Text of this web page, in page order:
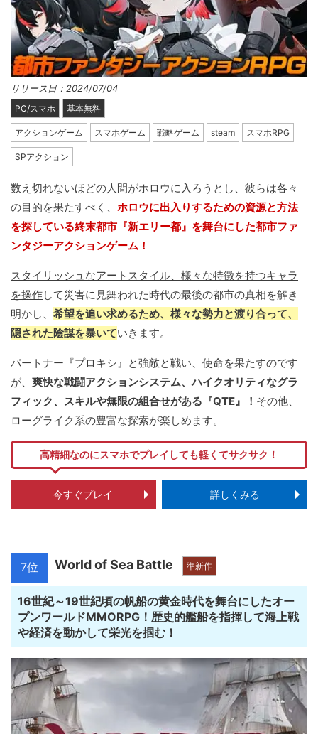
リリース日：2024/07/04
PC/スマホ 基本無料
アクションゲーム スマホゲーム 戦略ゲーム steam スマホRPG
SPアクション
数え切れないほどの人間がホロウに入ろうとし、彼らは各々
の目的を果たすべく、 ホロウに出入りするための資源と方法
を探している終末都市『新エリー都』を舞台にした都市ファ
ンタジーアクションゲーム！
スタイリッシュなアートスタイル、様々な特徴を持つキャラ
を操作して災害に見舞われた時代の最後の都市の真相を解き
明かし、 希望を追い求めるため、様々な勢力と渡り合って、
隠された陰謀を暴いていきます。
パートナー『プロキシ』と強敵と戦い、使命を果たすのです
が、 爽快な戦闘アクションシステム、ハイクオリティなグラ
フィック、スキルや無限の組合せがある『QTE』！ その他、
ローグライク系の豊富な探索が楽しめます。
高精細なのにスマホでプレイしても軽くてサクサク！
今すぐプレイ 詳しくみる
7位 World of Sea Battle 準新作
16世紀～19世紀頃の帆船の黄金時代を舞台にしたオー
プンワールドMMORPG！歴史的艦船を指揮して海上戦
や経済を動かして栄光を掴む！